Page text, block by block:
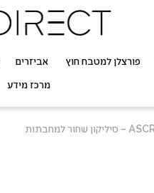
פורצלן למטבח חוץ אביזרים
מרכז מידע
ASCRHH11 – סיליקון שחור למחבתות